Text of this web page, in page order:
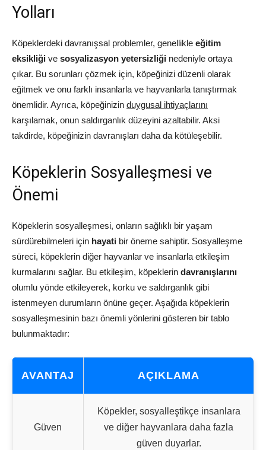
Yolları
Köpeklerdeki davranışsal problemler, genellikle eğitim
eksikliği ve sosyalizasyon yetersizliği nedeniyle ortaya
çıkar. Bu sorunları çözmek için, köpeğinizi düzenli olarak
eğitmek ve onu farklı insanlarla ve hayvanlarla tanıştırmak
önemlidir. Ayrıca, köpeğinizin duygusal ihtiyaçlarını
karşılamak, onun saldırganlık düzeyini azaltabilir. Aksi
takdirde, köpeğinizin davranışları daha da kötüleşebilir.
Köpeklerin Sosyalleşmesi ve
Önemi
Köpeklerin sosyalleşmesi, onların sağlıklı bir yaşam
sürdürebilmeleri için hayati bir öneme sahiptir. Sosyalleşme
süreci, köpeklerin diğer hayvanlar ve insanlarla etkileşim
kurmalarını sağlar. Bu etkileşim, köpeklerin davranışlarını
olumlu yönde etkileyerek, korku ve saldırganlık gibi
istenmeyen durumların önüne geçer. Aşağıda köpeklerin
sosyalleşmesinin bazı önemli yönlerini gösteren bir tablo
bulunmaktadır:
AVANTAJ AÇIKLAMA
Güven
Köpekler, sosyalleştikçe insanlara
ve diğer hayvanlara daha fazla
güven duyarlar.